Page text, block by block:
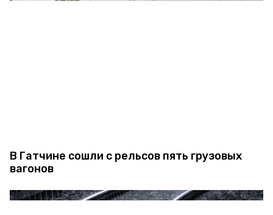
В Гатчине сошли с рельсов пять грузовых
вагонов